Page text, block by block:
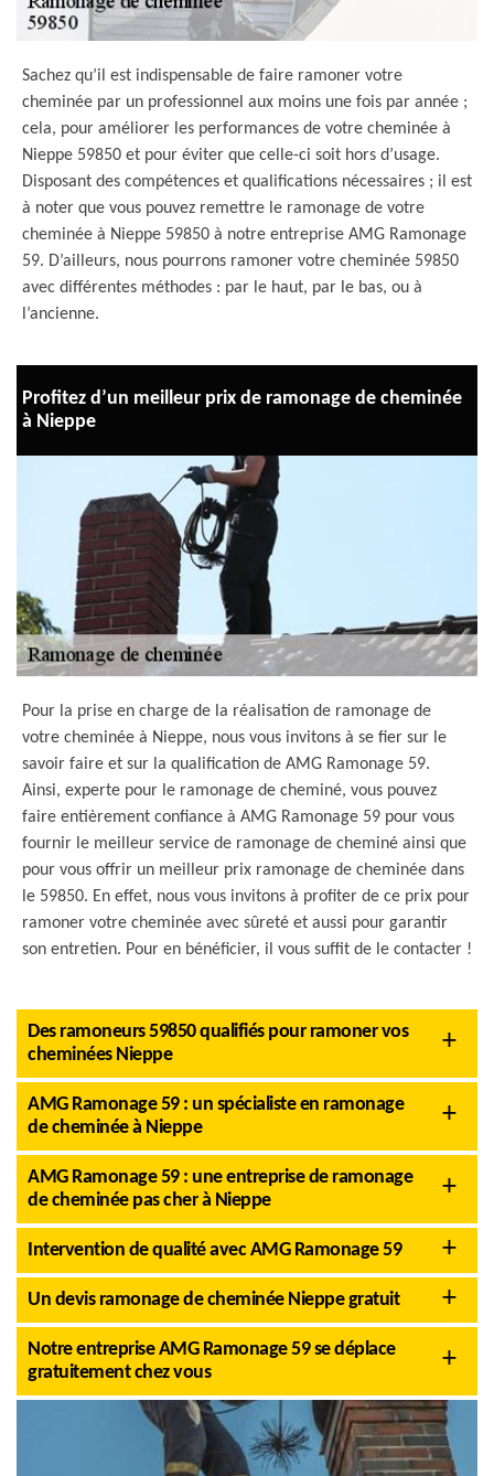
Sachez qu’il est indispensable de faire ramoner votre
cheminée par un professionnel aux moins une fois par année ;
cela, pour améliorer les performances de votre cheminée à
Nieppe 59850 et pour éviter que celle-ci soit hors d’usage.
Disposant des compétences et qualifications nécessaires ; il est
à noter que vous pouvez remettre le ramonage de votre
cheminée à Nieppe 59850 à notre entreprise AMG Ramonage
59. D’ailleurs, nous pourrons ramoner votre cheminée 59850
avec différentes méthodes : par le haut, par le bas, ou à
l’ancienne.
Profitez d’un meilleur prix de ramonage de cheminée
à Nieppe
Pour la prise en charge de la réalisation de ramonage de
votre cheminée à Nieppe, nous vous invitons à se fier sur le
savoir faire et sur la qualification de AMG Ramonage 59.
Ainsi, experte pour le ramonage de cheminé, vous pouvez
faire entièrement confiance à AMG Ramonage 59 pour vous
fournir le meilleur service de ramonage de cheminé ainsi que
pour vous offrir un meilleur prix ramonage de cheminée dans
le 59850. En effet, nous vous invitons à profiter de ce prix pour
ramoner votre cheminée avec sûreté et aussi pour garantir
son entretien. Pour en bénéficier, il vous suffit de le contacter !
Des ramoneurs 59850 qualifiés pour ramoner vos
cheminées Nieppe
AMG Ramonage 59 : un spécialiste en ramonage
de cheminée à Nieppe
AMG Ramonage 59 : une entreprise de ramonage
de cheminée pas cher à Nieppe
Intervention de qualité avec AMG Ramonage 59
Un devis ramonage de cheminée Nieppe gratuit
Notre entreprise AMG Ramonage 59 se déplace
gratuitement chez vous